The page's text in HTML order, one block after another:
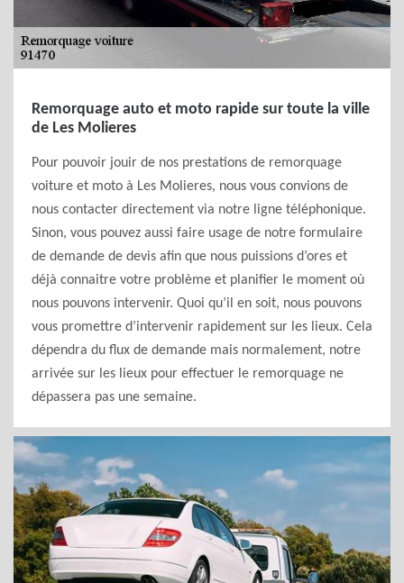
Remorquage auto et moto rapide sur toute la ville
de Les Molieres
Pour pouvoir jouir de nos prestations de remorquage
voiture et moto à Les Molieres, nous vous convions de
nous contacter directement via notre ligne téléphonique.
Sinon, vous pouvez aussi faire usage de notre formulaire
de demande de devis afin que nous puissions d’ores et
déjà connaitre votre problème et planifier le moment où
nous pouvons intervenir. Quoi qu’il en soit, nous pouvons
vous promettre d’intervenir rapidement sur les lieux. Cela
dépendra du flux de demande mais normalement, notre
arrivée sur les lieux pour effectuer le remorquage ne
dépassera pas une semaine.